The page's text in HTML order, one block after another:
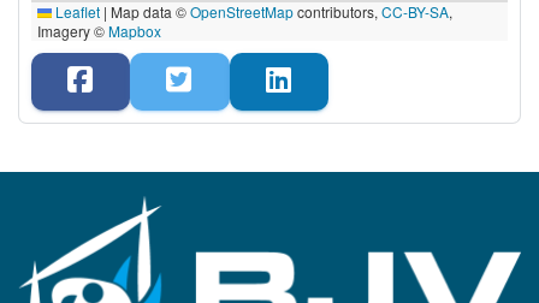
Leaflet | Map data ©OpenStreetMapcontributors, CC-BY-SA,
Imagery ©Mapbox